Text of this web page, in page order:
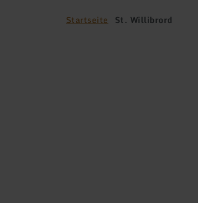
Startseite St. Willibrord